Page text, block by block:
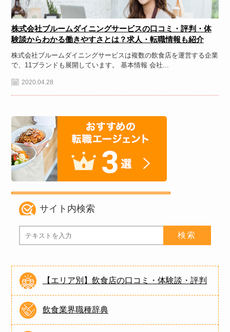
株式会社ブルームダイニングサービスの口コミ・評判・体
験談からわかる働きやすさとは？求人・転職情報も紹介
株式会社ブルームダイニングサービスは複数の飲食店を運営する企業
で、11ブランドも展開しています。 基本情報 会社...
2020.04.28
サイト内検索
【エリア別】飲食店の口コミ・体験談・評判
飲食業界職種辞典